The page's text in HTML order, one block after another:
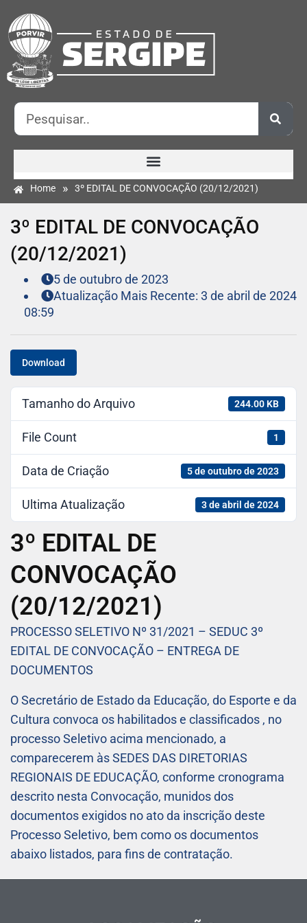
Home » 3º EDITAL DE CONVOCAÇÃO (20/12/2021)
3º EDITAL DE CONVOCAÇÃO
(20/12/2021)
5 de outubro de 2023
Atualização Mais Recente: 3 de abril de 2024
08:59
Download
Tamanho do Arquivo 244.00 KB
File Count 1
Data de Criação 5 de outubro de 2023
Ultima Atualização 3 de abril de 2024
3º EDITAL DE
CONVOCAÇÃO
(20/12/2021)
PROCESSO SELETIVO Nº 31/2021 – SEDUC 3º
EDITAL DE CONVOCAÇÃO – ENTREGA DE
DOCUMENTOS
O Secretário de Estado da Educação, do Esporte e da
Cultura convoca os habilitados e classificados , no
processo Seletivo acima mencionado, a
comparecerem às SEDES DAS DIRETORIAS
REGIONAIS DE EDUCAÇÃO, conforme cronograma
descrito nesta Convocação, munidos dos
documentos exigidos no ato da inscrição deste
Processo Seletivo, bem como os documentos
abaixo listados, para fins de contratação.